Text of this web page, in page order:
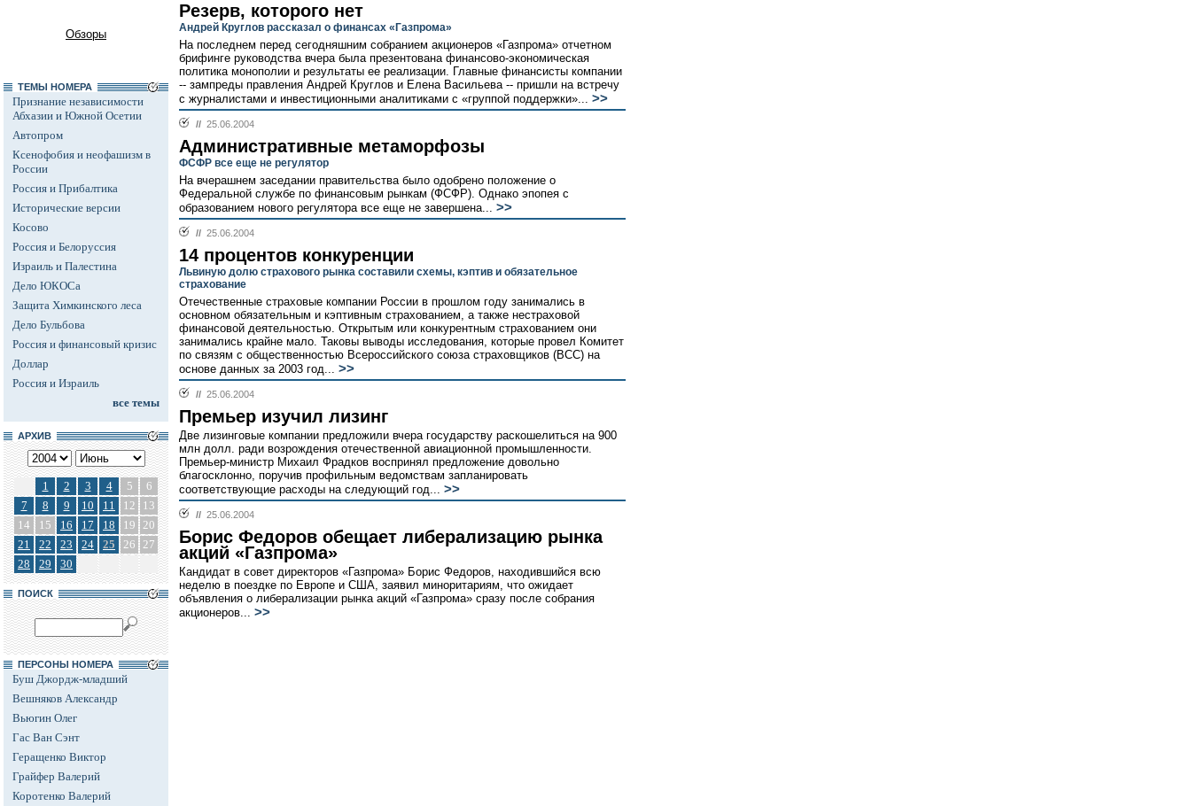
Обзоры
ТЕМЫ НОМЕРА
Признание независимости
Абхазии и Южной Осетии
Автопром
Ксенофобия и неофашизм в
России
Россия и Прибалтика
Исторические версии
Косово
Россия и Белоруссия
Израиль и Палестина
Дело ЮКОСа
Защита Химкинского леса
Дело Бульбова
Россия и финансовый кризис
Доллар
Россия и Израиль
все темы
АРХИВ
1 2 3 4 5
6
7
8 9 10 11 12
13
14
15 16 17 18 19 20
21
22 23 24 25 26 27
28
29 30
ПОИСК
ПЕРСОНЫ НОМЕРА
Буш Джордж-младший
Вешняков Александр
Вьюгин Олег
Гас Ван Сэнт
Геращенко Виктор
Грайфер Валерий
Коротенко Валерий
Резерв, которого нет
Андрей Круглов рассказал о финансах «Газпрома»
На последнем перед сегодняшним собранием акционеров «Газпрома» отчетном
брифинге руководства вчера была презентована финансово-экономическая
политика монополии и результаты ее реализации. Главные финансисты компании
-- зампреды правления Андрей Круглов и Елена Васильева -- пришли на встречу
с журналистами и инвестиционными аналитиками с «группой поддержки»... >>
// 25.06.2004
Административные метаморфозы
ФСФР все еще не регулятор
На вчерашнем заседании правительства было одобрено положение о
Федеральной службе по финансовым рынкам (ФСФР). Однако эпопея с
образованием нового регулятора все еще не завершена... >>
// 25.06.2004
14 процентов конкуренции
Львиную долю страхового рынка составили схемы, кэптив и обязательное
страхование
Отечественные страховые компании России в прошлом году занимались в
основном обязательным и кэптивным страхованием, а также нестраховой
финансовой деятельностью. Открытым или конкурентным страхованием они
занимались крайне мало. Таковы выводы исследования, которые провел Комитет
по связям с общественностью Всероссийского союза страховщиков (ВСС) на
основе данных за 2003 год... >>
// 25.06.2004
Премьер изучил лизинг
Две лизинговые компании предложили вчера государству раскошелиться на 900
млн долл. ради возрождения отечественной авиационной промышленности.
Премьер-министр Михаил Фрадков воспринял предложение довольно
благосклонно, поручив профильным ведомствам запланировать
соответствующие расходы на следующий год... >>
// 25.06.2004
Борис Федоров обещает либерализацию рынка
акций «Газпрома»
Кандидат в совет директоров «Газпрома» Борис Федоров, находившийся всю
неделю в поездке по Европе и США, заявил миноритариям, что ожидает
объявления о либерализации рынка акций «Газпрома» сразу после собрания
акционеров... >>